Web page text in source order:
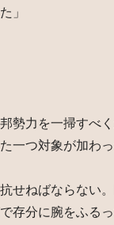
」
勢力を一掃すべ
一つ対象が加わっ
せねばならない
存分に腕をふるっ